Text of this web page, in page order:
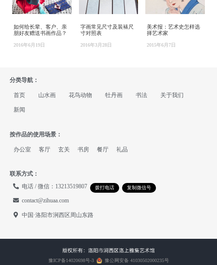
如何给长辈、客户、亲
朋好友赠送书画作品？
2016年6月19日
字画常见尺寸及装裱尺
寸对照表
2016年3月28日
美术报：艺术史怎样选
择艺术家
2015年6月7日
分类导航：
首页 山水画 花鸟动物 牡丹画 书法 关于我们
新闻
按作品的使用场景：
办公室 客厅 玄关 书房 餐厅 礼品
联系方式：
电话 / 微信：13213519807
拨打电话 复制微信号
contact@zihuaa.com
中国·洛阳市涧西区周山东路
豫ICP备14020698号-3 豫公网安备 41030502000235号